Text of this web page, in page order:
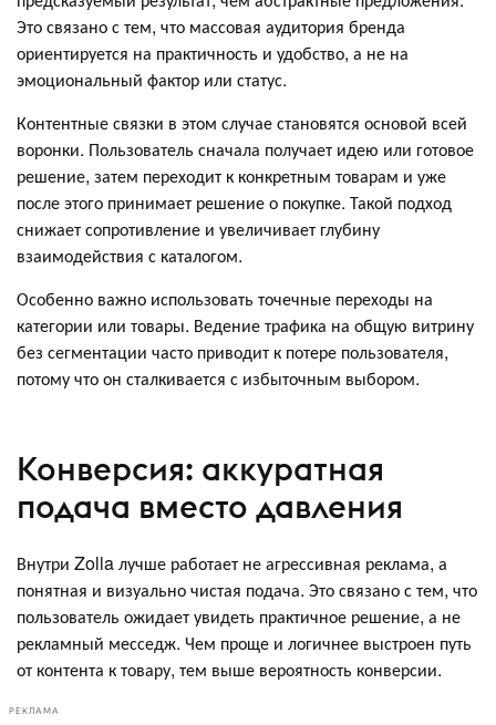
Это связано с тем, что массовая аудитория бренда
ориентируется на практичность и удобство, а не на
эмоциональный фактор или статус.
Контентные связки в этом случае становятся основой всей
воронки. Пользователь сначала получает идею или готовое
решение, затем переходит к конкретным товарам и уже
после этого принимает решение о покупке. Такой подход
снижает сопротивление и увеличивает глубину
взаимодействия с каталогом.
Особенно важно использовать точечные переходы на
категории или товары. Ведение трафика на общую витрину
без сегментации часто приводит к потере пользователя,
потому что он сталкивается с избыточным выбором.
Конверсия: аккуратная
подача вместо давления
Внутри Zolla лучше работает не агрессивная реклама, а
понятная и визуально чистая подача. Это связано с тем, что
пользователь ожидает увидеть практичное решение, а не
рекламный месседж. Чем проще и логичнее выстроен путь
от контента к товару, тем выше вероятность конверсии.
РЕКЛАМА